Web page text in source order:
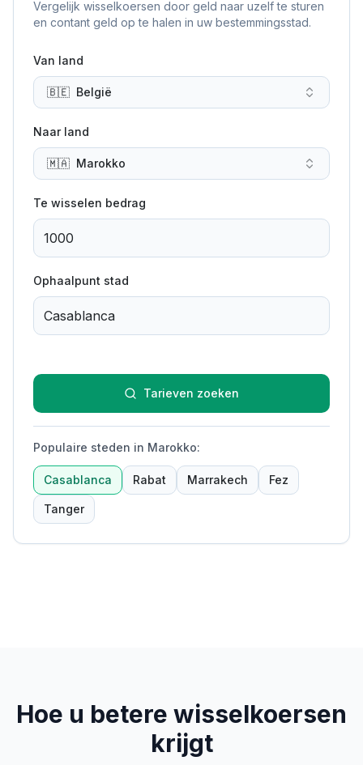
Vergelijk wisselkoersen door geld naar uzelf te sturen
en contant geld op te halen in uw bestemmingsstad.
Van land
🇧🇪 België
Naar land
🇲🇦 Marokko
Te wisselen bedrag
Ophaalpunt stad
Tarieven zoeken
Populaire steden in Marokko:
Casablanca Rabat Marrakech Fez
Tanger
Hoe u betere wisselkoersen
krijgt